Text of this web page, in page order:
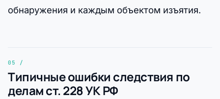
обнаружения и каждым объектом изъятия.
Типичные ошибки следствия по
делам ст. 228 УК РФ